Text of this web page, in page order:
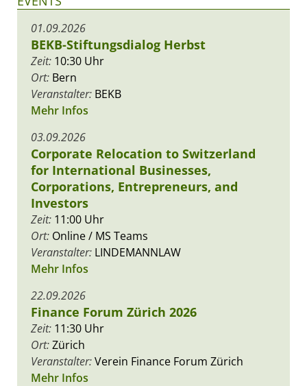
01.09.2026
BEKB-Stiftungsdialog Herbst
Zeit: 10:30 Uhr
Ort: Bern
Veranstalter: BEKB
Mehr Infos
03.09.2026
Corporate Relocation to Switzerland
for International Businesses,
Corporations, Entrepreneurs, and
Investors
Zeit: 11:00 Uhr
Ort: Online / MS Teams
Veranstalter: LINDEMANNLAW
Mehr Infos
22.09.2026
Finance Forum Zürich 2026
Zeit: 11:30 Uhr
Ort:Zürich
Veranstalter:Verein Finance Forum Zürich
Mehr Infos